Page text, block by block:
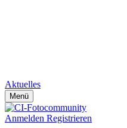
Aktuelles
Menü
Anmelden Registrieren